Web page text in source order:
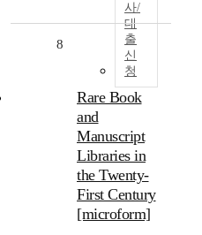
사/
대
출
신
청
8
Rare Book
and
Manuscript
Libraries in
the Twenty-
First Century
[microform]